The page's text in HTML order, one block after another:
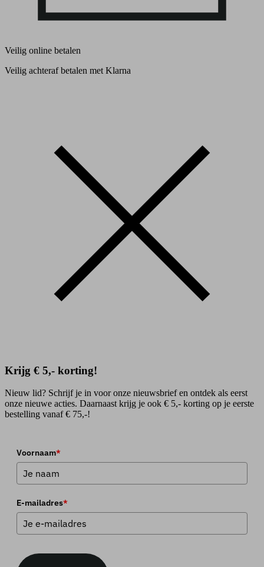
Veilig online betalen
Veilig achteraf betalen met Klarna
Krijg € 5,- korting!
Nieuw lid? Schrijf je in voor onze nieuwsbrief en ontdek als eerst
onze nieuwe acties. Daarnaast krijg je ook € 5,- korting op je eerste
bestelling vanaf € 75,-!
Voornaam*
E-mailadres*